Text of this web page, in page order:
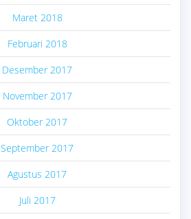
Maret 2018
Februari 2018
Desember 2017
November 2017
Oktober 2017
September 2017
Agustus 2017
Juli 2017